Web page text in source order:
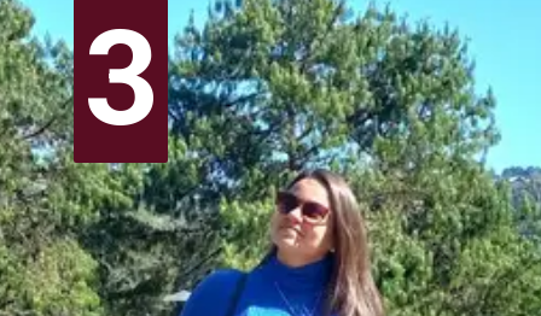
3